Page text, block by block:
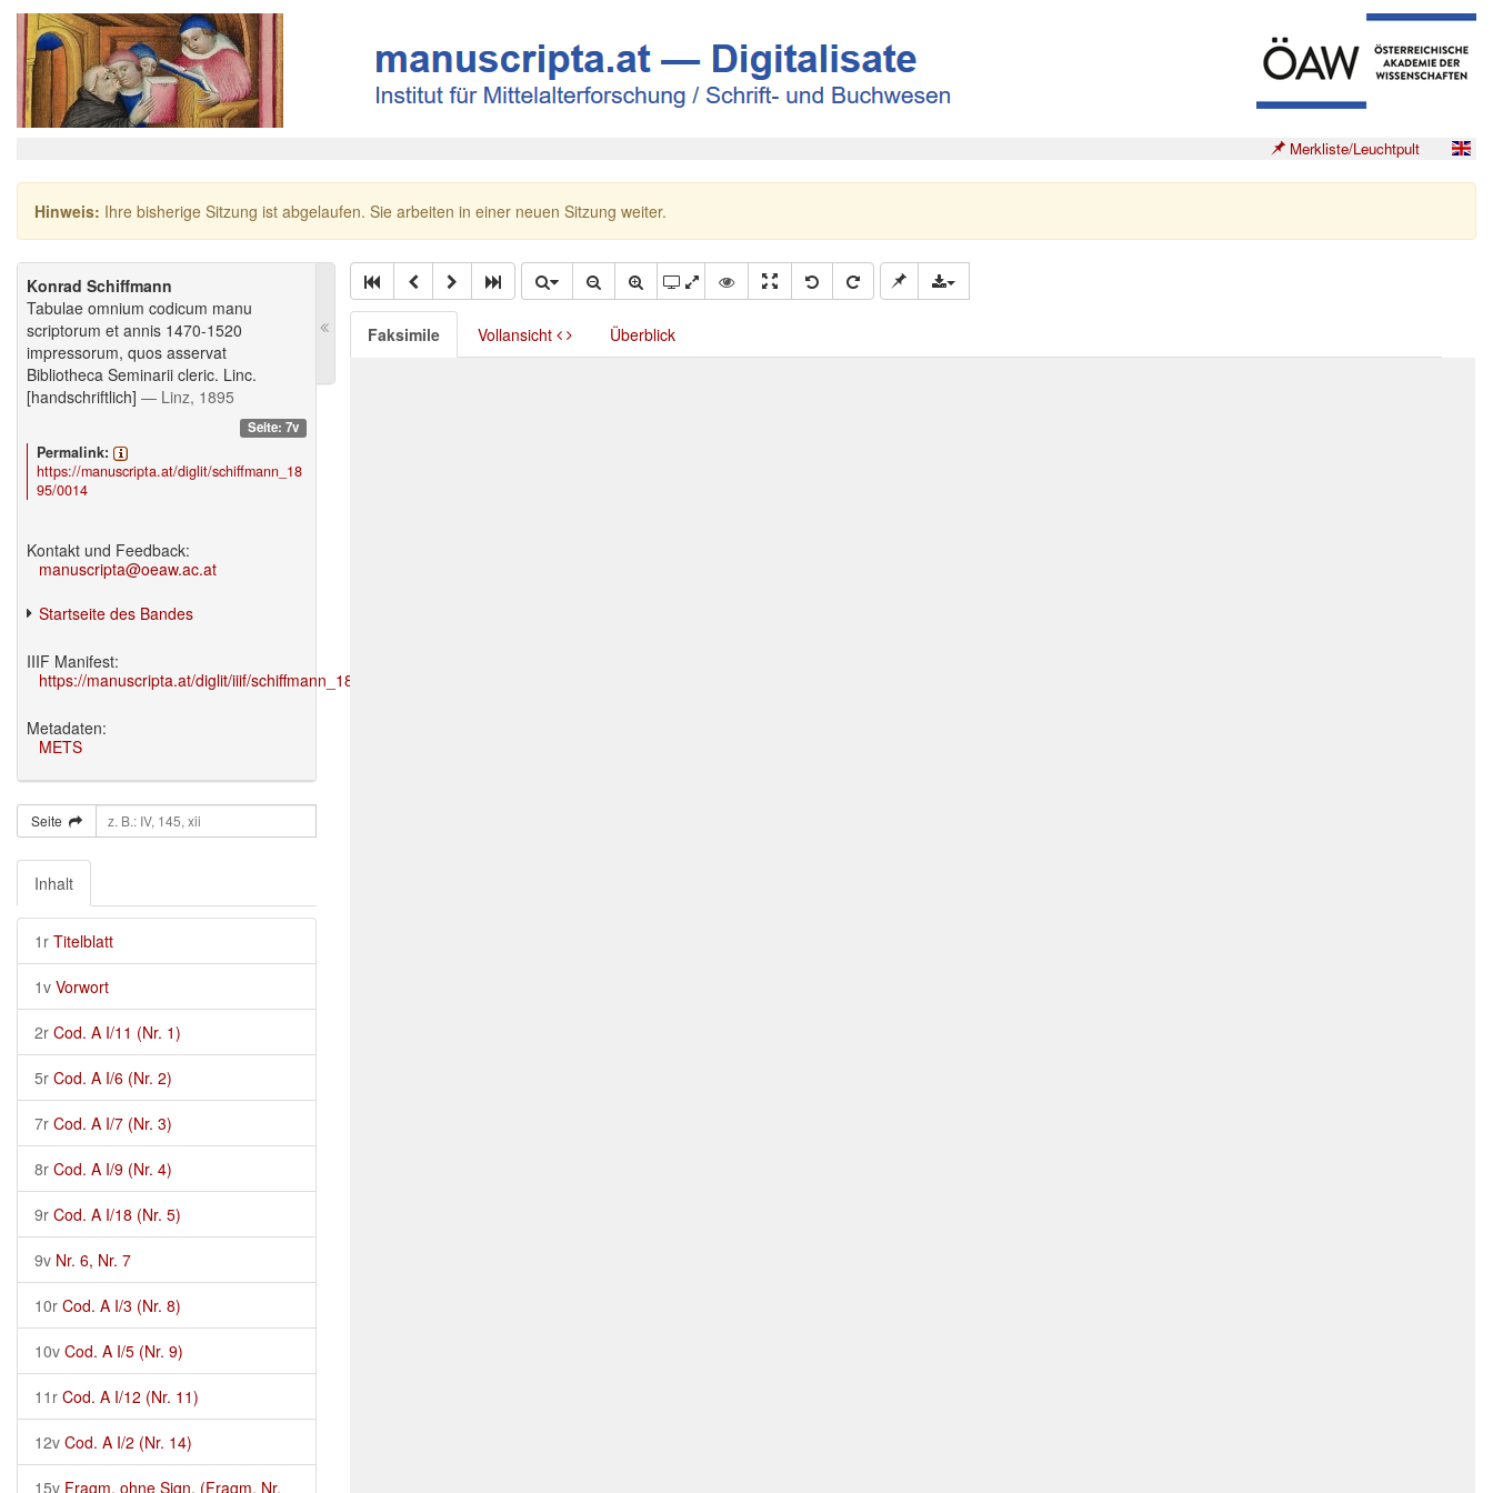
Merkliste/Leuchtpult
Hinweis: Ihre bisherige Sitzung ist abgelaufen. Sie arbeiten in einer neuen Sitzung weiter.
Konrad Schiffmann
Tabulae omnium codicum manu
scriptorum et annis 1470-1520
impressorum, quos asservat
Bibliotheca Seminarii cleric. Linc.
[handschriftlich] — Linz, 1895
Seite: 7v
Permalink:
https://manuscripta.at/diglit/schiffmann_18
95/0014
Kontakt und Feedback:
manuscripta@oeaw.ac.at
Startseite des Bandes
IIIF Manifest:
https://manuscripta.at/diglit/iiif/schiffmann_1895/manifest.json
Metadaten:
METS
Seite
Inhalt
1r Titelblatt
1v Vorwort
2r Cod. A I/11 (Nr. 1)
5r Cod. A I/6 (Nr. 2)
7r Cod. A I/7 (Nr. 3)
8r Cod. A I/9 (Nr. 4)
9r Cod. A I/18 (Nr. 5)
9v Nr. 6, Nr. 7
10r Cod. A I/3 (Nr. 8)
10v Cod. A I/5 (Nr. 9)
11r Cod. A I/12 (Nr. 11)
12v Cod. A I/2 (Nr. 14)
15v Fragm. ohne Sign. (Fragm. Nr.
Faksimile Vollansicht Überblick